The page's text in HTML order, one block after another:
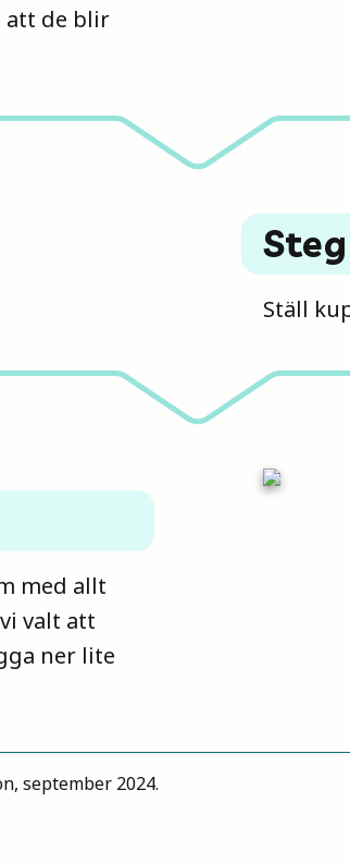
att de blir
Ställ
med allt
valt att
ner lite
september 2024.